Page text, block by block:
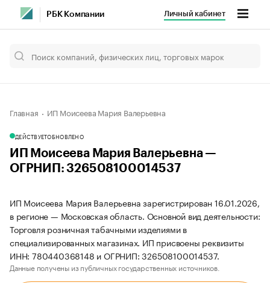
РБК Компании Личный кабинет
Главная ИП Моисеева Мария Валерьевна
ДЕЙСТВУЕТОБНОВЛЕНО
ИП Моисеева Мария Валерьевна —
ОГРНИП: 326508100014537
ИП Моисеева Мария Валерьевна зарегистрирован 16.01.2026,
в регионе — Московская область. Основной вид деятельности:
Торговля розничная табачными изделиями в
специализированных магазинах. ИП присвоены реквизиты
ИНН: 780440368148 и ОГРНИП: 326508100014537.
Данные получены из публичных государственных источников.